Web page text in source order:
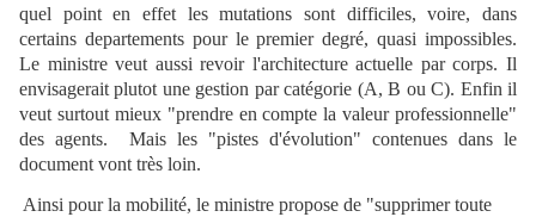
quel point en effet les mutations sont difficiles, voire, dans
certains departements pour le premier degré, quasi impossibles.
Le ministre veut aussi revoir l'architecture actuelle par corps. Il
envisagerait plutot une gestion par catégorie (A, B ou C). Enfin il
veut surtout mieux "prendre en compte la valeur professionnelle"
des agents. Mais les "pistes d'évolution" contenues dans le
document vont très loin.
Ainsi pour la mobilité, le ministre propose de "supprimer toute